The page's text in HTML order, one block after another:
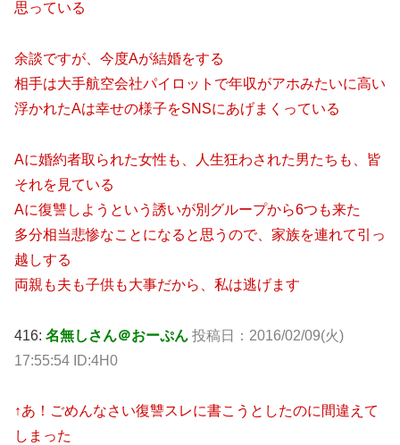
思っている
余談ですが、今度Aが結婚をする
相手は大手航空会社パイロットで年収がアホみたいに高い
浮かれたAは幸せの様子をSNSにあげまくっている
Aに婚約者取られた女性も、人生狂わされた男たちも、皆
それを見ている
Aに復讐しようという誘いが別グループから6つも来た
多分相当悲惨なことになると思うので、家族を連れて引っ
越しする
両親も夫も子供も大事だから、私は逃げます
416: 名無しさん＠おーぷん 投稿日：2016/02/09(火)
17:55:54 ID:4H0
↑あ！ごめんなさい復讐スレに書こうとしたのに間違えて
しまった